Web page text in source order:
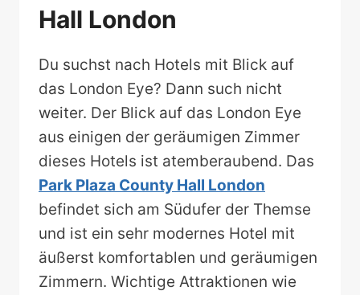
Hall London
Du suchst nach Hotels mit Blick auf
das London Eye? Dann such nicht
weiter. Der Blick auf das London Eye
aus einigen der geräumigen Zimmer
dieses Hotels ist atemberaubend. Das
Park Plaza County Hall London
befindet sich am Südufer der Themse
und ist ein sehr modernes Hotel mit
äußerst komfortablen und geräumigen
Zimmern. Wichtige Attraktionen wie